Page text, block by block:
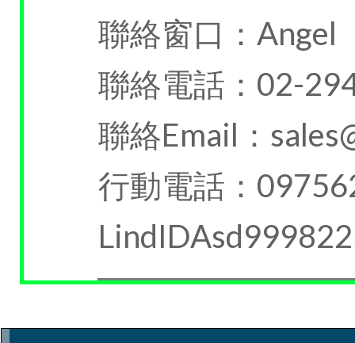
聯絡窗口：Angel
聯絡電話：02-
聯絡Email：
行動電話：